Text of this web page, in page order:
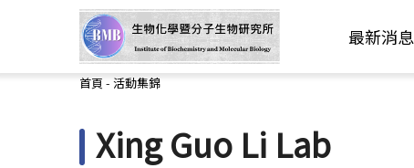
最新消息
您在這裡
首頁 - 活動集錦
Xing Guo Li Lab